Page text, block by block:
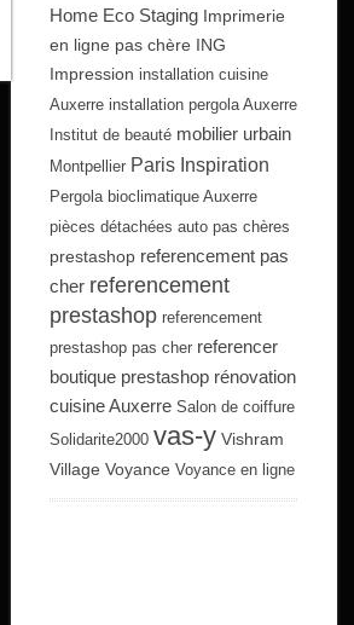
Home Eco Staging Imprimerie
en ligne pas chère ING
Impression installation cuisine
Auxerre installation pergola Auxerre
Institut de beauté mobilier urbain
Montpellier Paris Inspiration
Pergola bioclimatique Auxerre
pièces détachées auto pas chères
prestashop referencement pas
cher referencement
prestashop referencement
prestashop pas cher referencer
boutique prestashop rénovation
cuisine Auxerre Salon de coiffure
Solidarite2000 vas-y Vishram
Village Voyance Voyance en ligne